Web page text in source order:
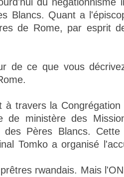
Blancs. Quant a
de Rome, par esprit
de ce que vous
à travers la Congrégation
de ministère des
des Pères Blancs.
Tomko a organisé
rwandais. Mais